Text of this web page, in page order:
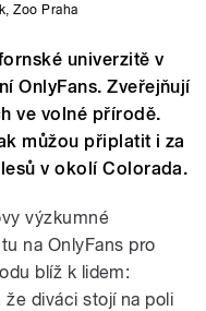
,Zoo Praha
univerzitě v
OnlyFans. Zveřejňují
ve volné přírodě.
můžou připlatit i za
v okolí Colorada.
výzkumné
na OnlyFans pro
blíž k lidem:
že diváci stojí na poli